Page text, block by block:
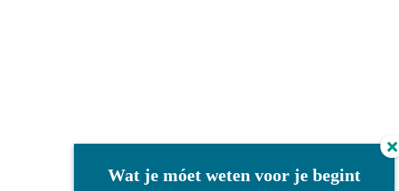
Wat je móet weten voor je begint